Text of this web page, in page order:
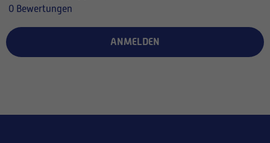
0 Bewertungen
ANMELDEN